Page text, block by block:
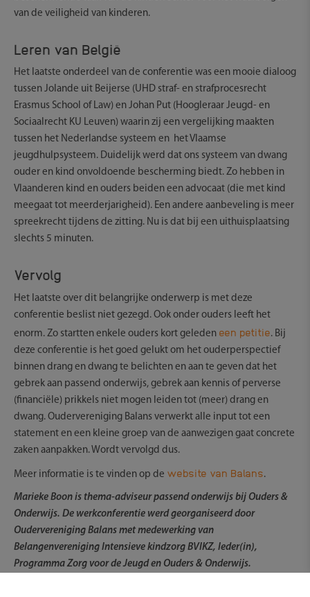
van de veiligheid van kinderen.
Leren van België
Het laatste onderdeel van de conferentie was een mooie dialoog
tussen Jolande uit Beijerse (UHD straf- en strafprocesrecht
Erasmus School of Law) en Johan Put (Hoogleraar Jeugd- en
Sociaalrecht KU Leuven) waarin zij een vergelijking maakten
tussen het Nederlandse systeem en het Vlaamse
jeugdhulpsysteem. Duidelijk werd dat ons systeem van dwang
ouder en kind onvoldoende bescherming biedt. Zo hebben in
Vlaanderen kind en ouders beiden een advocaat (die met kind
meegaat tot meerderjarigheid). Een andere aanbeveling is meer
spreekrecht tijdens de zitting. Nu is dat bij een uithuisplaatsing
slechts 5 minuten.
Vervolg
Het laatste over dit belangrijke onderwerp is met deze
conferentie beslist niet gezegd. Ook onder ouders leeft het
enorm. Zo startten enkele ouders kort geleden een petitie. Bij
deze conferentie is het goed gelukt om het ouderperspectief
binnen drang en dwang te belichten en aan te geven dat het
gebrek aan passend onderwijs, gebrek aan kennis of perverse
(financiële) prikkels niet mogen leiden tot (meer) drang en
dwang. Oudervereniging Balans verwerkt alle input tot een
statement en een kleine groep van de aanwezigen gaat concrete
zaken aanpakken. Wordt vervolgd dus.
Meer informatie is te vinden op de website van Balans.
Marieke Boon is thema-adviseur passend onderwijs bij Ouders &
Onderwijs. De werkconferentie werd georganiseerd door
Oudervereniging Balans met medewerking van
Belangenvereniging Intensieve kindzorg BVIKZ, Ieder(in),
Programma Zorg voor de Jeugd en Ouders & Onderwijs.